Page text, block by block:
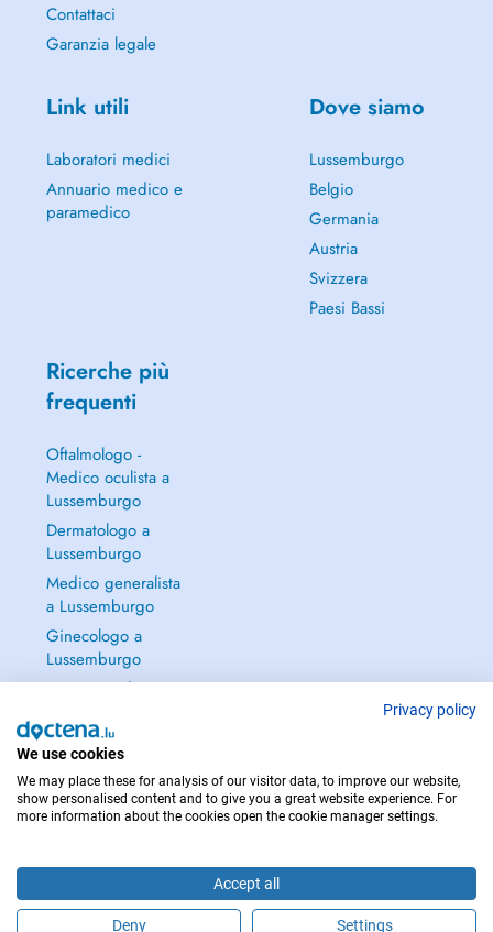
Contattaci
Garanzia legale
Link utili
Laboratori medici
Annuario medico e
paramedico
Dove siamo
Lussemburgo
Belgio
Germania
Austria
Svizzera
Paesi Bassi
Ricerche più
frequenti
Oftalmologo -
Medico oculista a
Lussemburgo
Dermatologo a
Lussemburgo
Medico generalista
a Lussemburgo
Ginecologo a
Lussemburgo
Continua a leggere
PER LE URGENZE, CONSULTARE : 112
Privacy policy
We use cookies
We may place these for analysis of our visitor data, to improve our website,
show personalised content and to give you a great website experience. For
more information about the cookies open the cookie manager settings.
Accept all
Deny Settings